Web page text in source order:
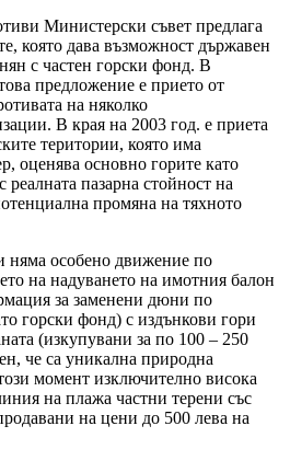
Министерски съвет предлага
която дава възможност държавен
с частен горски фонд. В
предложение е прието от
на няколко
В края на 2003 год. е приета
територии, която има
оценява основно горите като
реалната пазарна стойност на
промяна на тяхното
няма особено движение по
на надуването на имотния балон
за заменени дюни по
горски фонд) с издънкови гори
(изкупувани за по 100 – 250
че са уникална природна
момент изключително висока
на плажа частни терени със
на цени до 500 лева на